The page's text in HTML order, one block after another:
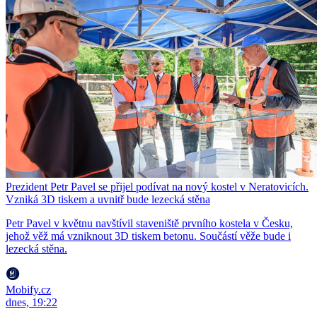
Prezident Petr Pavel se přijel podívat na nový kostel v Neratovicích.
Vzniká 3D tiskem a uvnitř bude lezecká stěna
Petr Pavel v květnu navštívil staveniště prvního kostela v Česku,
jehož věž má vzniknout 3D tiskem betonu. Součástí věže bude i
lezecká stěna.
Mobify.cz
dnes, 19:22